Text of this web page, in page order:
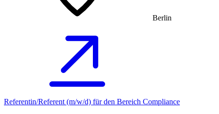
Berlin
Referentin/Referent (m/w/d) für den Bereich Compliance